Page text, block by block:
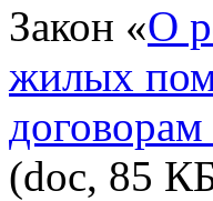
Закон «О
жилых
(doc, 85